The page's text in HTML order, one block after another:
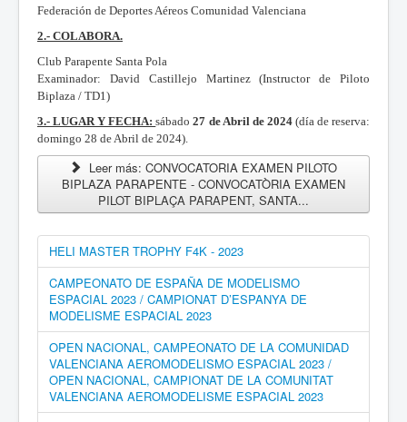
Federación de Deportes Aéreos Comunidad Valenciana
2.- COLABORA.
Club Parapente Santa Pola
Examinador: David Castillejo Martinez (Instructor de Piloto
Biplaza / TD1)
3.- LUGAR Y FECHA:sábado27 de Abril de 2024(día de reserva:
domingo 28 de Abril de 2024).
Leer más: CONVOCATORIA EXAMEN PILOTO
BIPLAZA PARAPENTE - CONVOCATÒRIA EXAMEN
PILOT BIPLAÇA PARAPENT, SANTA...
HELI MASTER TROPHY F4K - 2023
CAMPEONATO DE ESPAÑA DE MODELISMO
ESPACIAL 2023 / CAMPIONAT D’ESPANYA DE
MODELISME ESPACIAL 2023
OPEN NACIONAL, CAMPEONATO DE LA COMUNIDAD
VALENCIANA AEROMODELISMO ESPACIAL 2023 /
OPEN NACIONAL, CAMPIONAT DE LA COMUNITAT
VALENCIANA AEROMODELISME ESPACIAL 2023